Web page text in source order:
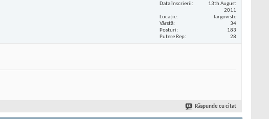
Data înscrierii
13th August
2011
Locaţie
Targoviste
Vârstă
34
Posturi
183
Putere Rep
28
Răspunde cu citat